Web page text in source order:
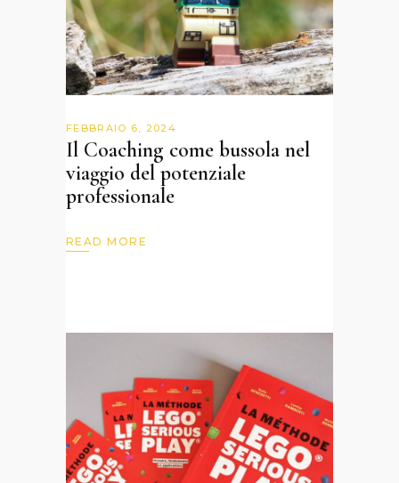
FEBBRAIO 6, 2024
Il Coaching come bussola nel
viaggio del potenziale
professionale
READ MORE